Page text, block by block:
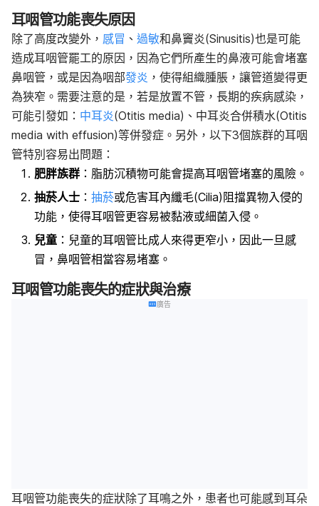
耳咽管功能喪失原因
除了高度改變外， 感冒 、 過敏和鼻竇炎(Sinusitis)也是可能
造成耳咽管罷工的原因，因為它們所產生的鼻液可能會堵塞
鼻咽管，或是因為咽部發炎 ，使得組織腫脹，讓管道變得更
為狹窄。需要注意的是，若是放置不管，長期的疾病感染，
可能引發如： 中耳炎(Otitis media)、中耳炎合併積水(Otitis
media with effusion)等併發症。另外，以下3個族群的耳咽
管特別容易出問題：
肥胖族群 ：脂肪沉積物可能會提高耳咽管堵塞的風險。
抽菸人士 ： 抽菸或危害耳內纖毛(Cilia)阻擋異物入侵的
功能，使得耳咽管更容易被黏液或細菌入侵。
兒童 ：兒童的耳咽管比成人來得更窄小，因此一旦感
冒，鼻咽管相當容易堵塞。
耳咽管功能喪失的症狀與治療
廣告
耳咽管功能喪失的症狀除了耳鳴之外，患者也可能感到耳朵